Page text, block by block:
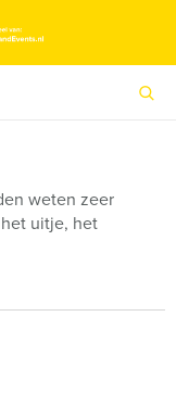
weten zeer
uitje, het